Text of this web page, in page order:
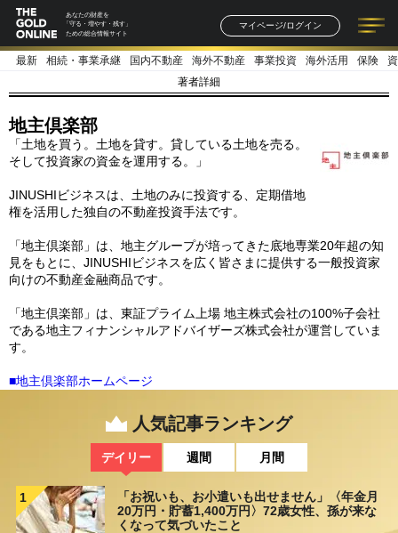
あなたの財産を
「守る・増やす・残す」
ための総合情報サイト
マイページ/ログイン
記事一覧 連載一覧
著者一覧 書籍一覧
最新 相続・事業承継 国内不動産 海外不動産 事業投資 海外活用 保険
著者詳細
地主倶楽部
「土地を買う。土地を貸す。貸している土地を売る。
そして投資家の資金を運用する。」
JINUSHIビジネスは、土地のみに投資する、定期借地
権を活用した独自の不動産投資手法です。
「地主倶楽部」は、地主グループが培ってきた底地専業20年超の知
見をもとに、JINUSHIビジネスを広く皆さまに提供する一般投資家
向けの不動産金融商品です。
「地主倶楽部」は、東証プライム上場 地主株式会社の100%子会社
である地主フィナンシャルアドバイザーズ株式会社が運営していま
す。
■地主倶楽部ホームページ
人気記事ランキング
デイリー 週間 月間
1
「お祝いも、お小遣いも出せません」〈年金月
20万円・貯蓄1,400万円〉72歳女性、孫が来な
くなって気づいたこと